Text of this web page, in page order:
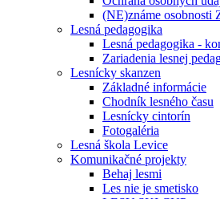
(NE)známe osobnosti
Lesná pedagogika
Lesná pedagogika -
Zariadenia lesnej
Lesnícky skanzen
Základné informácie
Chodník lesného času
Lesnícky cintorín
Fotogaléria
Lesná škola Levice
Komunikačné projekty
Behaj lesmi
Les nie je smetisko